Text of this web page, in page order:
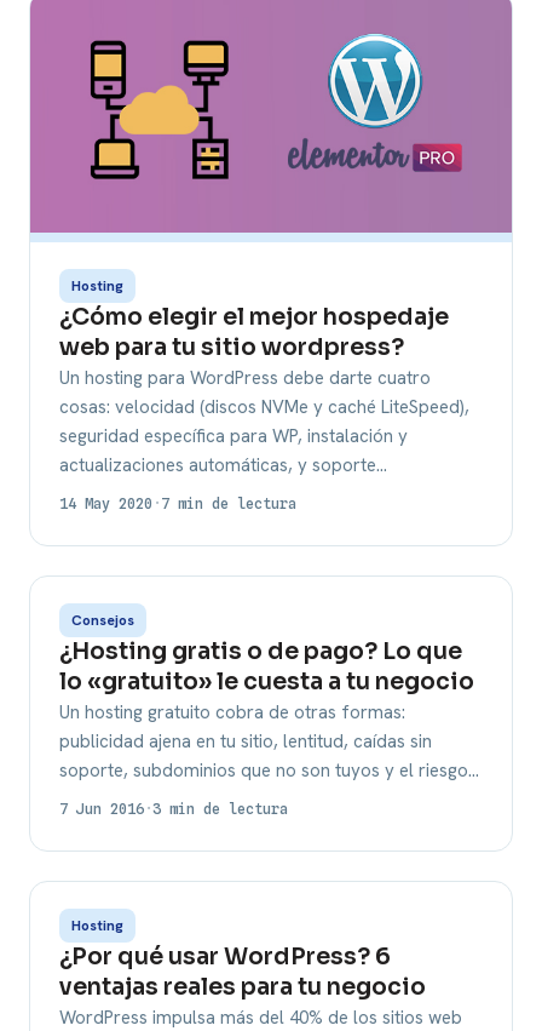
Hosting
¿Cómo elegir el mejor hospedaje
web para tu sitio wordpress?
Un hosting para WordPress debe darte cuatro
cosas: velocidad (discos NVMe y caché LiteSpeed),
seguridad específica para WP, instalación y
actualizaciones automáticas, y soporte…
14 May 2020 · 7 min de lectura
Consejos
¿Hosting gratis o de pago? Lo que
lo «gratuito» le cuesta a tu negocio
Un hosting gratuito cobra de otras formas:
publicidad ajena en tu sitio, lentitud, caídas sin
soporte, subdominios que no son tuyos y el riesgo…
7 Jun 2016 ·3 min de lectura
Hosting
¿Por qué usar WordPress? 6
ventajas reales para tu negocio
WordPress impulsa más del 40% de los sitios web